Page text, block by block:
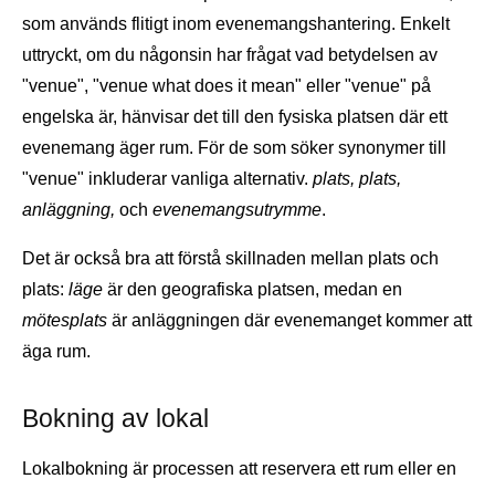
som används flitigt inom evenemangshantering. Enkelt
uttryckt, om du någonsin har frågat vad betydelsen av
"venue", "venue what does it mean" eller "venue" på
engelska är, hänvisar det till den fysiska platsen där ett
evenemang äger rum. För de som söker synonymer till
"venue" inkluderar vanliga alternativ. plats, plats,
anläggning, och evenemangsutrymme.
Det är också bra att förstå skillnaden mellan plats och
plats: läge är den geografiska platsen, medan en
mötesplats är anläggningen där evenemanget kommer att
äga rum.
Bokning av lokal
Lokalbokning är processen att reservera ett rum eller en